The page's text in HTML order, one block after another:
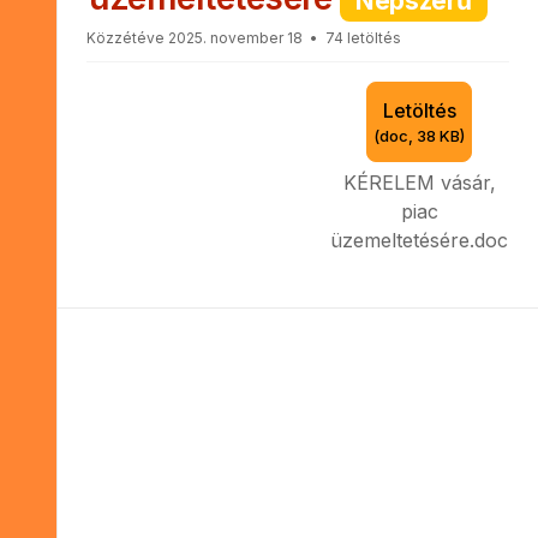
k
Közzétéve 2025. november 18 74 letöltés
Letöltés
(doc, 38 KB)
KÉRELEM vásár,
piac
üzemeltetésére.doc